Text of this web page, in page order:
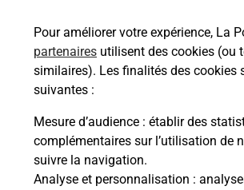
Pour améliorer votre expérience, La
partenaires utilisent des cookies (ou
similaires). Les finalités des cookies
suivantes :
Mesure d’audience : établir des
complémentaires sur l’utilisation de
suivre la navigation.
Analyse et personnalisation :
Services
En savoir plus